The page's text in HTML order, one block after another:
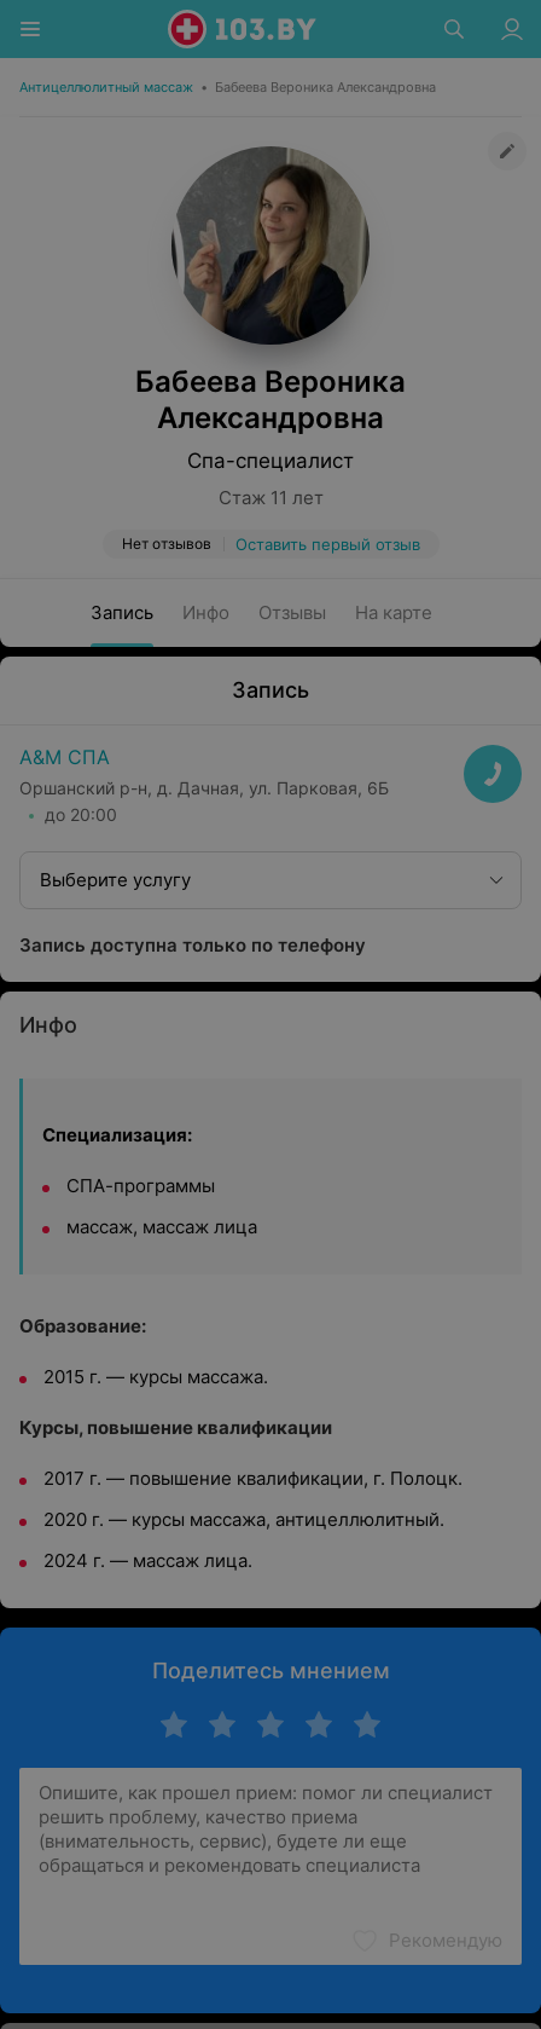
Антицеллюлитный массаж • Бабеева Вероника Александровна
Бабеева Вероника
Александровна
Спа-специалист
Стаж 11 лет
Нет отзывов Оставить первый отзыв
Запись Инфо Отзывы На карте
Запись
А&М СПА
Оршанский р-н, д. Дачная, ул. Парковая, 6Б
до 20:00
Выберите услугу
Запись доступна только по телефону
Инфо
Специализация:
СПА-программы
массаж, массаж лица
Образование:
2015 г. — курсы массажа.
Курсы, повышение квалификации
2017 г. — повышение квалификации, г. Полоцк.
2020 г. — курсы массажа, антицеллюлитный.
2024 г. — массаж лица.
Поделитесь мнением
Рекомендую